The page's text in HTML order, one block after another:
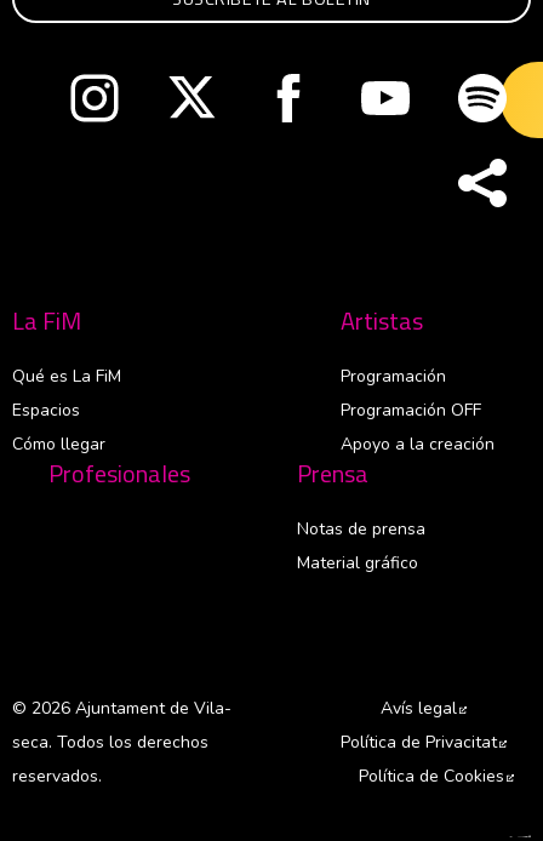
Abre en nueva ventanaAbre en nueva ventanaAbre en nueva ventana
Abre en nueva
La FiM
Qué es La FiM
Espacios
Cómo llegar
Artistas
Programación
Programación OFF
Apoyo a la creación
Profesionales Prensa
Notas de prensa
Material gráfico
© 2026 Ajuntament de Vila-
seca. Todos los derechos
reservados.
Avís legal
Política de Privacitat
Política de Cookies